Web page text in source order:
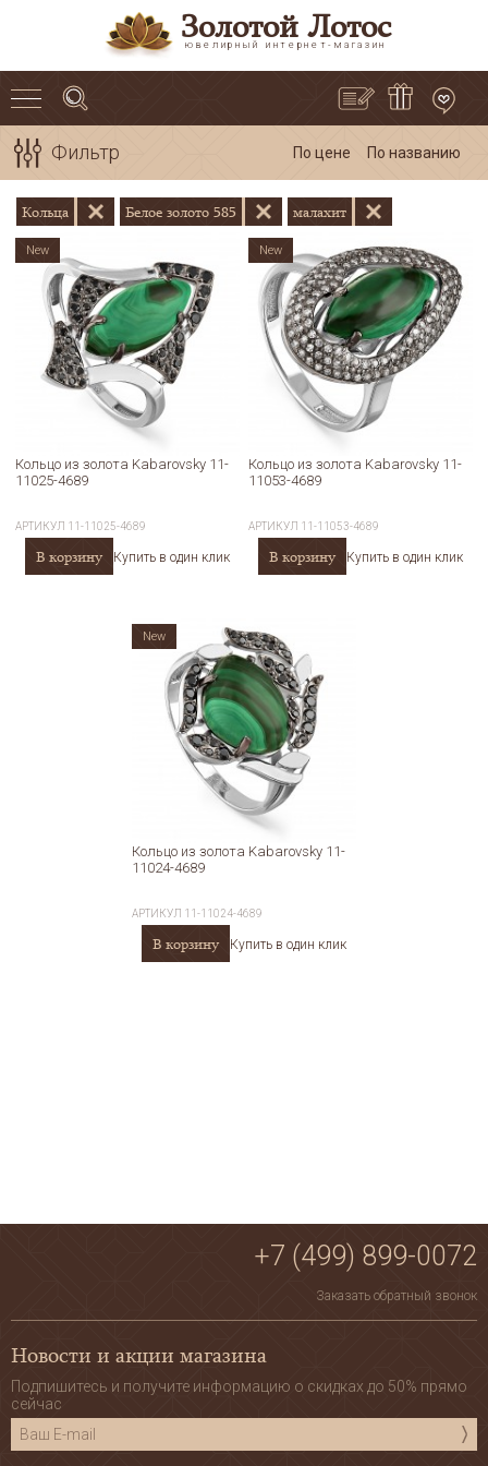
Золотой Лотос
ювелирный интернет-магазин
Фильтр По цене По названию
Кольца Белое золото 585 малахит
Кольцо из золота Kabarovsky 11-
11025-4689
АРТИКУЛ 11-11025-4689
В корзину Купить в один клик
New
Кольцо из золота Kabarovsky 11-
11053-4689
АРТИКУЛ 11-11053-4689
В корзину Купить в один клик
New
Кольцо из золота Kabarovsky 11-
11024-4689
АРТИКУЛ 11-11024-4689
В корзину Купить в один клик
New
+7 (499) 899-0072
Заказать обратный звонок
Новости и акции магазина
Подпишитесь и получите информацию о скидках до 50% прямо
сейчас